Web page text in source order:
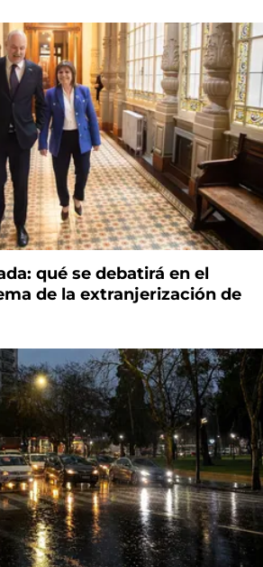
qué se debatirá en el
de la extranjerización de